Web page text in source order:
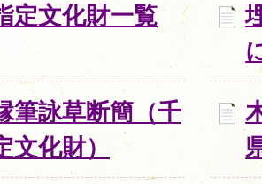
定文化財一覧
筆詠草断簡（千
化財）